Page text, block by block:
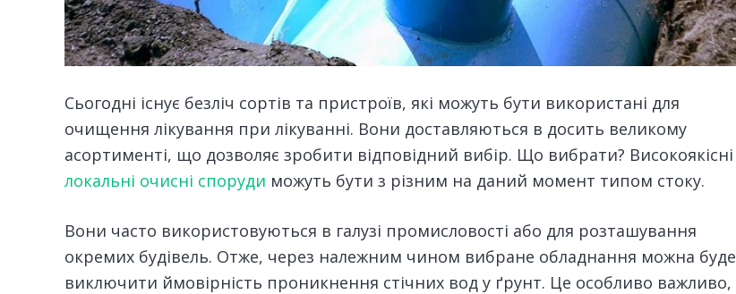
Сьогодні існує безліч сортів та пристроїв, які можуть бути використані для
очищення лікування при лікуванні. Вони доставляються в досить великому
асортименті, що дозволяє зробити відповідний вибір. Що вибрати? Високоякісні
локальні очисні споруди можуть бути з різним на даний момент типом стоку.
Вони часто використовуються в галузі промисловості або для розташування
окремих будівель. Отже, через належним чином вибране обладнання можна буде
виключити ймовірність проникнення стічних вод у ґрунт. Це особливо важливо,